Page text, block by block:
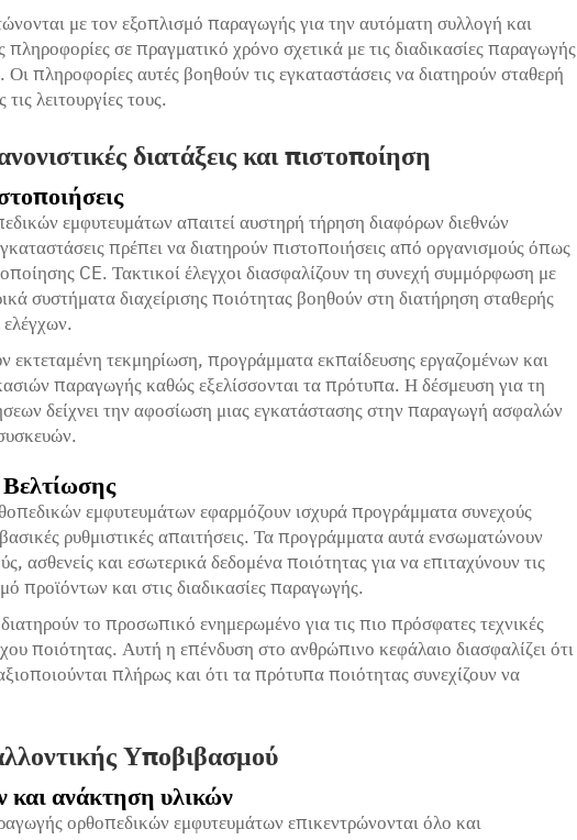
με τον εξοπλισμό παραγωγής για την αυτόματη συλλογή και
σε πραγματικό χρόνο σχετικά με τις διαδικασίες παραγωγής
πληροφορίες αυτές βοηθούν τις εγκαταστάσεις να διατηρούν σταθερή
λειτουργίες τους.
διατάξεις και πιστοποίηση
εμφυτευμάτων απαιτεί αυστηρή τήρηση διαφόρων διεθνών
πρέπει να διατηρούν πιστοποιήσεις από οργανισμούς όπως
CE. Τακτικοί έλεγχοι διασφαλίζουν τη συνεχή συμμόρφωση με
συστήματα διαχείρισης ποιότητας βοηθούν στη διατήρηση σταθερής
εκτεταμένη τεκμηρίωση, προγράμματα εκπαίδευσης εργαζομένων και
παραγωγής καθώς εξελίσσονται τα πρότυπα. Η δέσμευση για τη
δείχνει την αφοσίωση μιας εγκατάστασης στην παραγωγή ασφαλών
εμφυτευμάτων εφαρμόζουν ισχυρά προγράμματα συνεχούς
ρυθμιστικές απαιτήσεις. Τα προγράμματα αυτά ενσωματώνουν
ασθενείς και εσωτερικά δεδομένα ποιότητας για να επιταχύνουν τις
προϊόντων και στις διαδικασίες παραγωγής.
το προσωπικό ενημερωμένο για τις πιο πρόσφατες τεχνικές
ποιότητας. Αυτή η επένδυση στο ανθρώπινο κεφάλαιο διασφαλίζει ότι
πλήρως και ότι τα πρότυπα ποιότητας συνεχίζουν να
Υποβιβασμού
ανάκτηση υλικών
ορθοπεδικών εμφυτευμάτων επικεντρώνονται όλο και